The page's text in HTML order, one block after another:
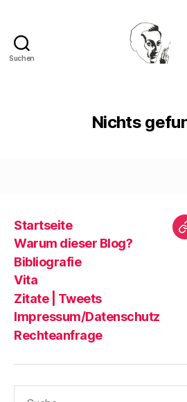
Suchen
Nichts
Startseite
Warum dieser Blog?
Bibliografie
Vita
Zitate | Tweets
Impressum/Datenschutz
Rechteanfrage